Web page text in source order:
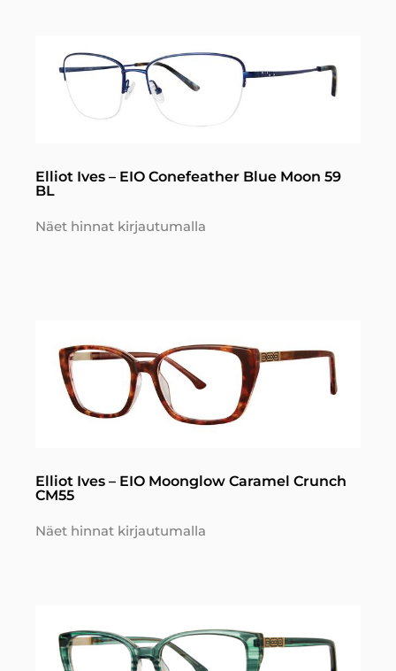
Elliot Ives – EIO Conefeather Blue Moon 59
BL
Näet hinnat kirjautumalla
Elliot Ives – EIO Moonglow Caramel Crunch
CM55
Näet hinnat kirjautumalla